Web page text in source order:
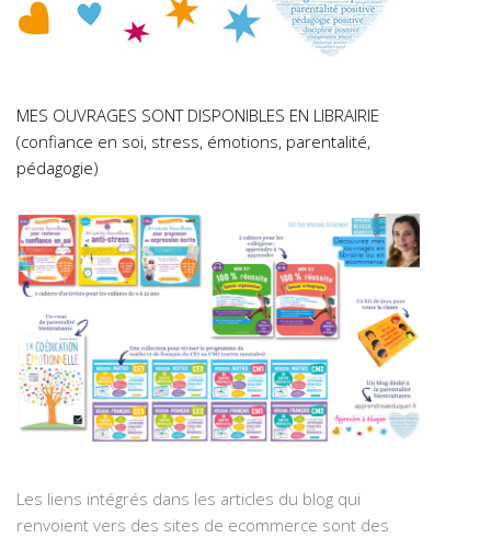
MES OUVRAGES SONT DISPONIBLES EN LIBRAIRIE
(confiance en soi, stress, émotions, parentalité,
pédagogie)
Les liens intégrés dans les articles du blog qui
renvoient vers des sites de ecommerce sont des